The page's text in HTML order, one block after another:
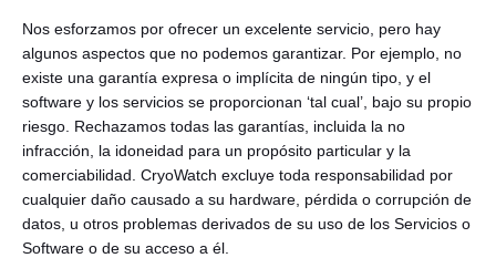
Nos esforzamos por ofrecer un excelente servicio, pero hay
algunos aspectos que no podemos garantizar. Por ejemplo, no
existe una garantía expresa o implícita de ningún tipo, y el
software y los servicios se proporcionan ‘tal cual’, bajo su propio
riesgo. Rechazamos todas las garantías, incluida la no
infracción, la idoneidad para un propósito particular y la
comerciabilidad. CryoWatch excluye toda responsabilidad por
cualquier daño causado a su hardware, pérdida o corrupción de
datos, u otros problemas derivados de su uso de los Servicios o
Software o de su acceso a él.